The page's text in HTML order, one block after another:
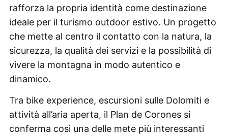
rafforza la propria identità come destinazione
ideale per il turismo outdoor estivo. Un progetto
che mette al centro il contatto con la natura, la
sicurezza, la qualità dei servizi e la possibilità di
vivere la montagna in modo autentico e
dinamico.
Tra bike experience, escursioni sulle Dolomiti e
attività all’aria aperta, il Plan de Corones si
conferma così una delle mete più interessanti